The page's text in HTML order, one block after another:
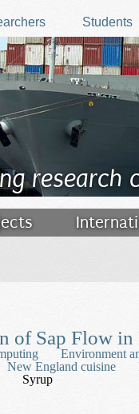
Students
research
of Sap Flow in
Environment
New England cuisine
Syrup